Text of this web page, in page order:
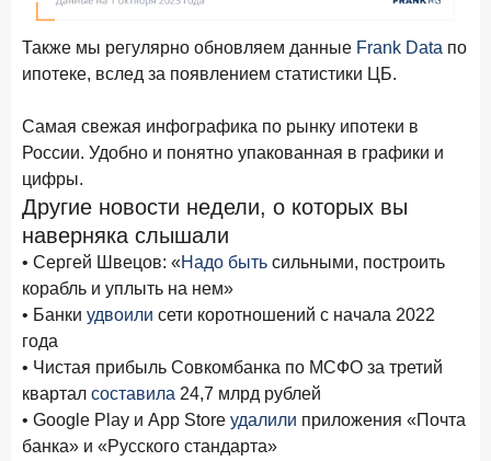
новые финансовые решения
18 декабря 2025 года
Ипотека 2025–2026: стресс‑тест высокими ставками и
8 декабря 2025 года
По итогам ноября 2025 года объем выдач кредитов
составил 1 027 млрд руб.
Эмоции, эксклюзив и вовлечение: новая формула
банковской лояльности
3 декабря 2025 года ИССЛЕДОВАНИЕ
Почему опытные инвесторы в России чувствуют себя
начинающими?
25 ноября 2025 года
Клиент стал партнером: как трансформируется рынок
Также мы регулярно обновляем данные Frank Data по
ипотеке, вслед за появлением статистики ЦБ.
Самая свежая инфографика по рынку ипотеки в
России. Удобно и понятно упакованная в графики и
цифры.
Другие новости недели, о которых вы
наверняка слышали
• Сергей Швецов: «Надо быть сильными, построить
корабль и уплыть на нем»
• Банки удвоили сети коротношений с начала 2022
года
• Чистая прибыль Совкомбанка по МСФО за третий
квартал составила 24,7 млрд рублей
• Google Play и App Store удалили приложения «Почта
банка» и «Русского стандарта»